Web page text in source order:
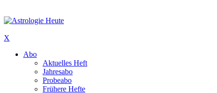
X
Abo
Aktuelles Heft
Jahresabo
Probeabo
Frühere Hefte